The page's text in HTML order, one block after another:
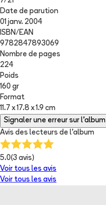
Date de parution
01 janv. 2004
ISBN/EAN
9782847893069
Nombre de pages
224
Poids
160 gr
Format
11.7 x 17.8 x 1.9 cm
Signaler une erreur sur l'album
Avis des lecteurs de l'album
5.0(3 avis)
Voir tous les avis
Voir tous les avis